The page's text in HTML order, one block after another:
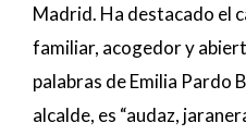
Madrid. Ha destacado el
familiar, acogedor y
palabras de Emilia Pardo
alcalde, es “audaz,